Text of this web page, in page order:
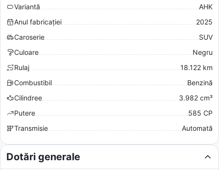
Variantă
AHK
Anul fabricației
2025
Caroserie
SUV
Culoare
Negru
Rulaj
18.122 km
Combustibil
Benzină
Cilindree
3.982 cm³
Putere
585 CP
Transmisie
Automată
Dotări generale